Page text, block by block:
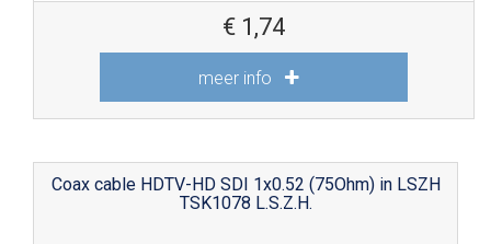
€ 1,74
meer info
Coax cable HDTV-HD SDI 1x0.52 (75Ohm) in LSZH
TSK1078 L.S.Z.H.